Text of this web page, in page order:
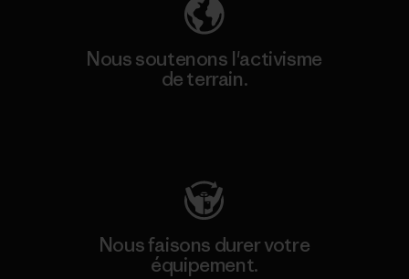
Nous soutenons l'activisme
de terrain.
Nous faisons durer votre
équipement.